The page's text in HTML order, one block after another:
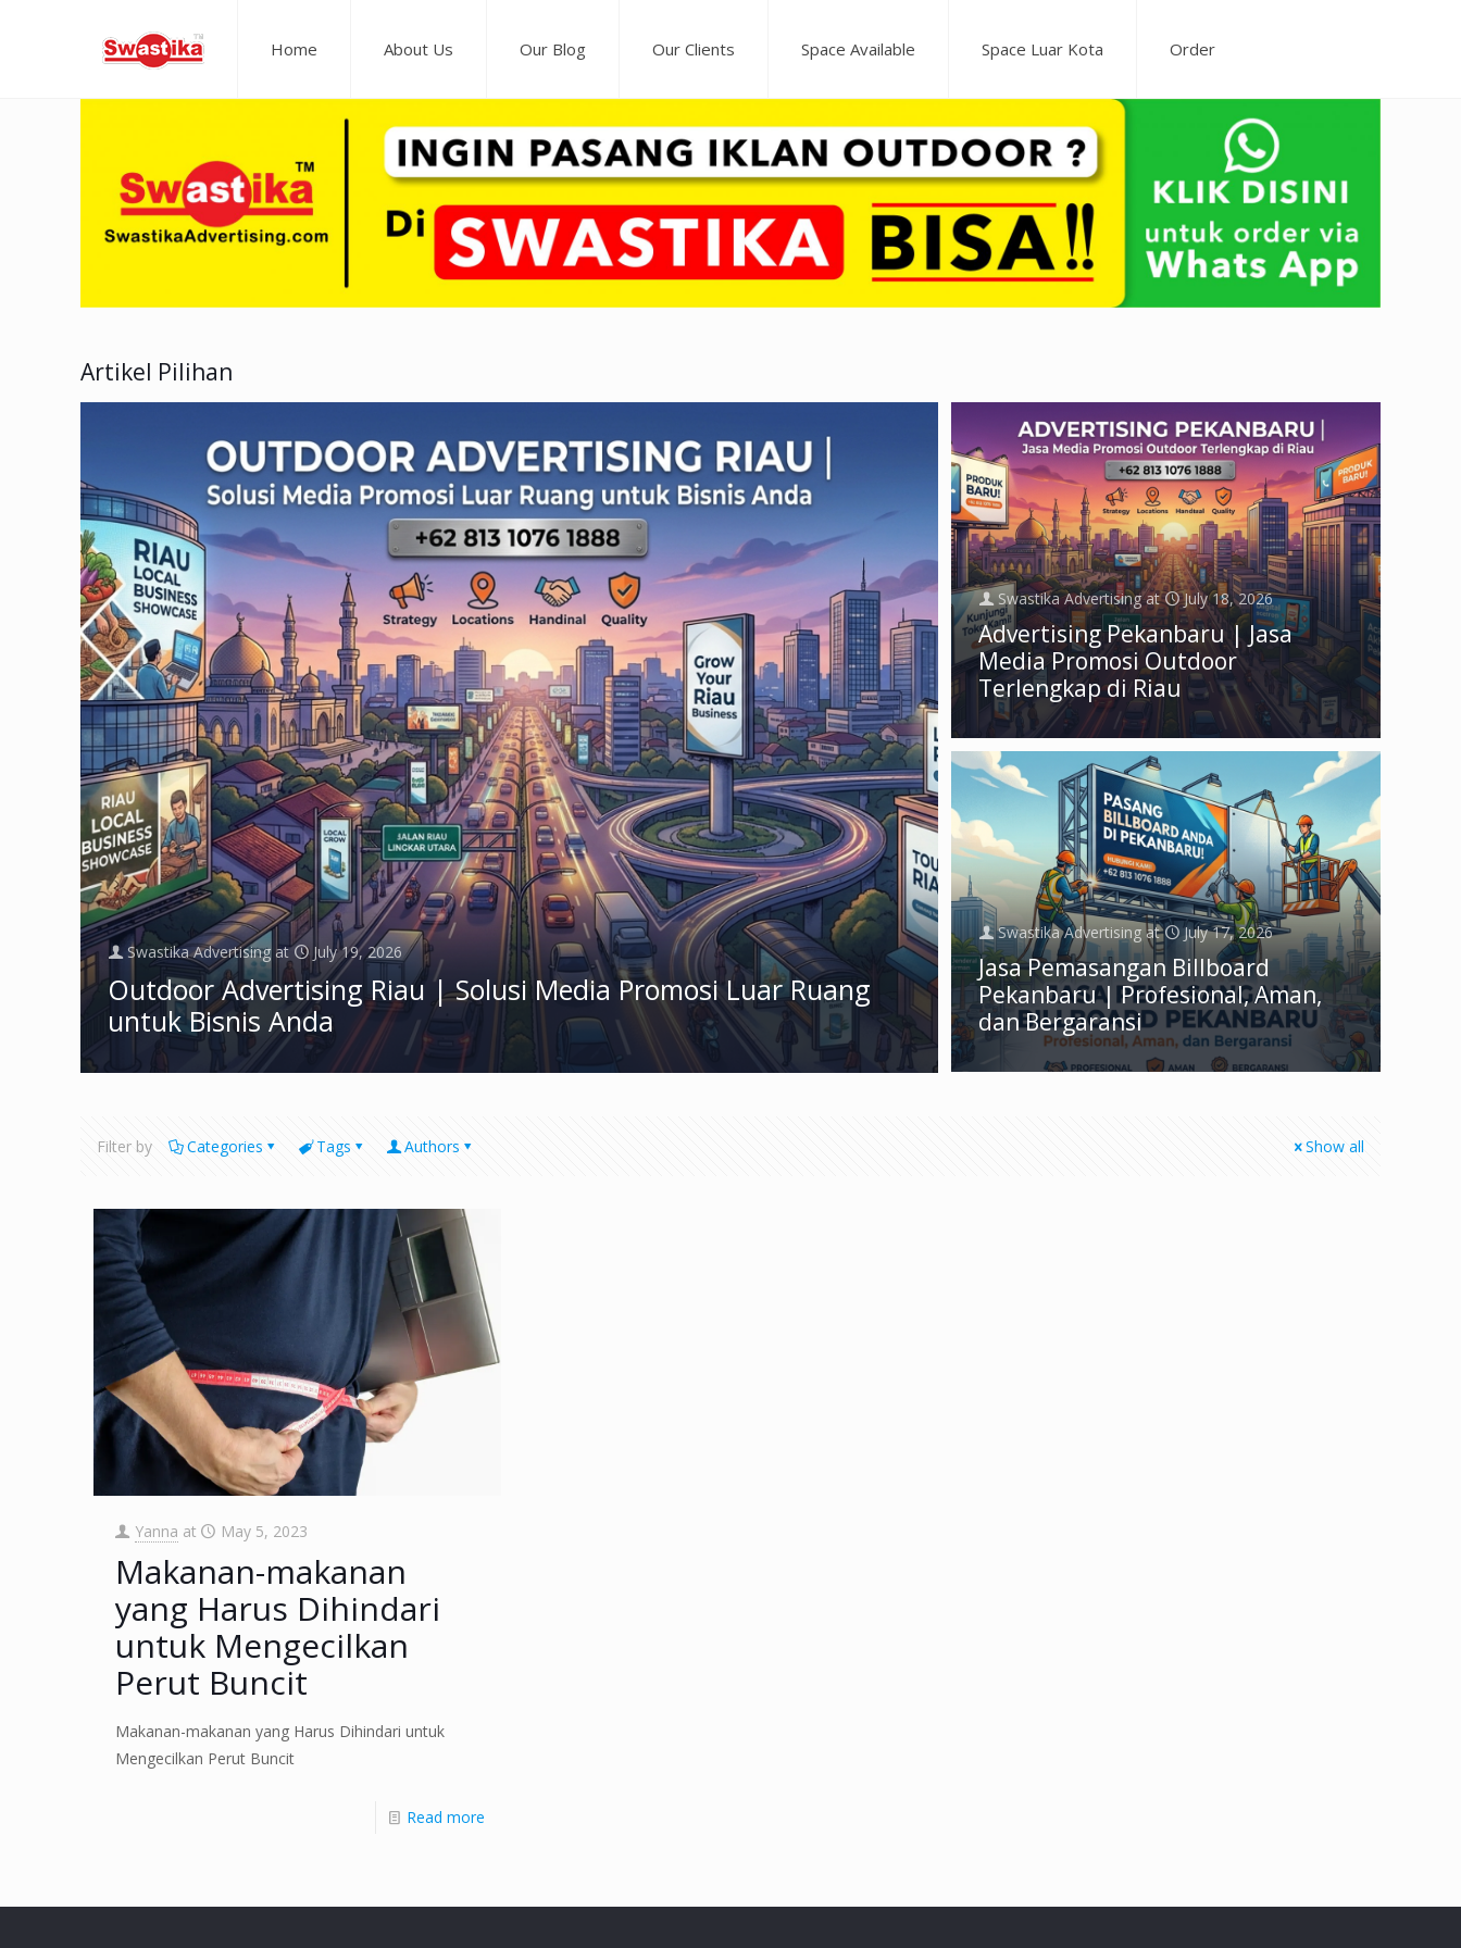
Home About Us Our Blog Our Clients Space Available Space Luar Kota Order
Artikel Pilihan
Swastika Advertising at July 19, 2026
Outdoor Advertising Riau | Solusi Media Promosi Luar Ruang
untuk Bisnis Anda
Swastika Advertising at July 18, 2026
Advertising Pekanbaru | Jasa
Media Promosi Outdoor
Terlengkap di Riau
Swastika Advertising at July 17, 2026
Jasa Pemasangan Billboard
Pekanbaru | Profesional, Aman,
dan Bergaransi
Filter by Categories Tags Authors Show all
Yanna at May 5, 2023
Makanan-makanan
yang Harus Dihindari
untuk Mengecilkan
Perut Buncit
Makanan-makanan yang Harus Dihindari untuk
Mengecilkan Perut Buncit
Read more